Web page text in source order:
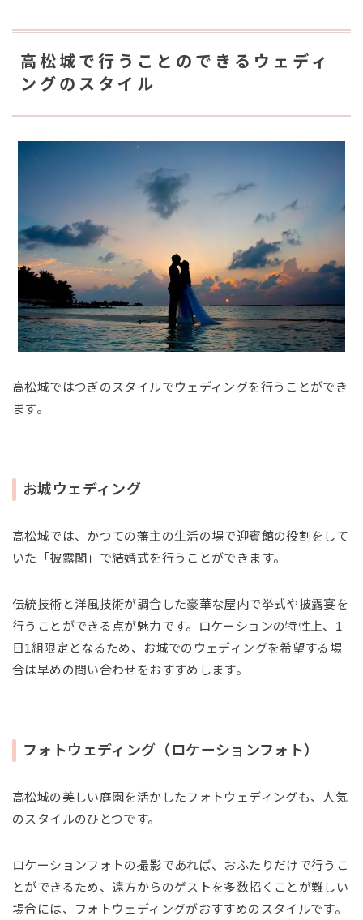
高松城で行うことのできるウェディ
ングのスタイル
高松城ではつぎのスタイルでウェディングを行うことができ
ます。
お城ウェディング
高松城では、かつての藩主の生活の場で迎賓館の役割をして
いた「披露閣」で結婚式を行うことができます。
伝統技術と洋風技術が調合した豪華な屋内で挙式や披露宴を
行うことができる点が魅力です。ロケーションの特性上、1
日1組限定となるため、お城でのウェディングを希望する場
合は早めの問い合わせをおすすめします。
フォトウェディング（ロケーションフォト）
高松城の美しい庭園を活かしたフォトウェディングも、人気
のスタイルのひとつです。
ロケーションフォトの撮影であれば、おふたりだけで行うこ
とができるため、遠方からのゲストを多数招くことが難しい
場合には、フォトウェディングがおすすめのスタイルです。